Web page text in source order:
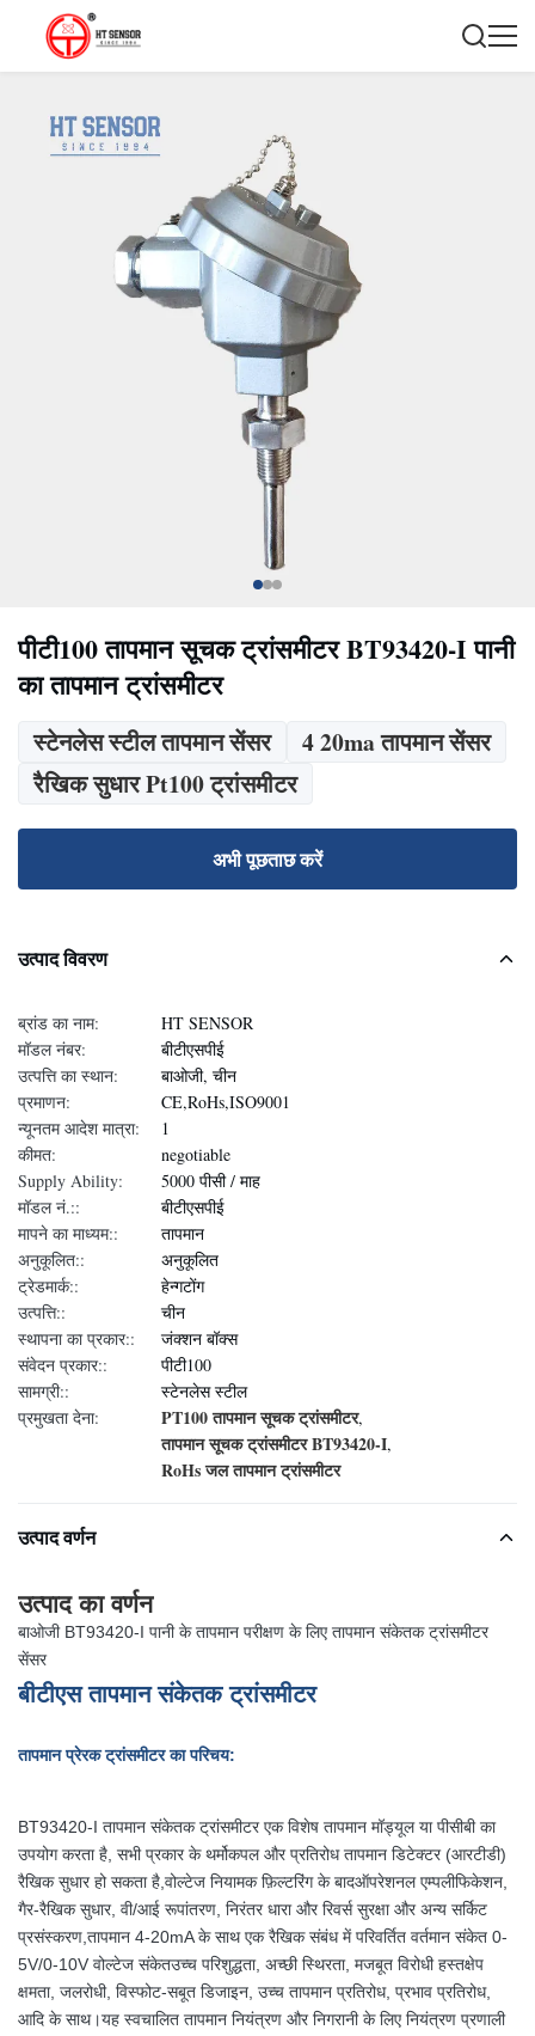
पीटी100 तापमान सूचक ट्रांसमीटर BT93420-I पानी
का तापमान ट्रांसमीटर
स्टेनलेस स्टील तापमान सेंसर
4 20ma तापमान सेंसर
रैखिक सुधार Pt100 ट्रांसमीटर
अभी पूछताछ करें
उत्पाद विवरण
ब्रांड का नाम:
HT SENSOR
मॉडल नंबर:
बीटीएसपीई
उत्पत्ति का स्थान:
बाओजी, चीन
प्रमाणन:
CE,RoHs,ISO9001
न्यूनतम आदेश मात्रा:
1
कीमत:
negotiable
Supply Ability:
5000 पीसी / माह
मॉडल नं.::
बीटीएसपीई
मापने का माध्यम::
तापमान
अनुकूलित::
अनुकूलित
ट्रेडमार्क::
हेन्गटोंग
उत्पत्ति::
चीन
स्थापना का प्रकार::
जंक्शन बॉक्स
संवेदन प्रकार::
पीटी100
सामग्री::
स्टेनलेस स्टील
प्रमुखता देना:
PT100 तापमान सूचक ट्रांसमीटर,
तापमान सूचक ट्रांसमीटर BT93420-I,
RoHs जल तापमान ट्रांसमीटर
उत्पाद वर्णन
उत्पाद का वर्णन
बाओजी BT93420-I पानी के तापमान परीक्षण के लिए तापमान संकेतक ट्रांसमीटर
सेंसर
बीटीएस तापमान संकेतक ट्रांसमीटर
तापमान प्रेरक ट्रांसमीटर का परिचय:
BT93420-I तापमान संकेतक ट्रांसमीटर एक विशेष तापमान मॉड्यूल या पीसीबी का
उपयोग करता है, सभी प्रकार के थर्मोकपल और प्रतिरोध तापमान डिटेक्टर (आरटीडी)
रैखिक सुधार हो सकता है,वोल्टेज नियामक फ़िल्टरिंग के बादऑपरेशनल एम्पलीफिकेशन,
गैर-रैखिक सुधार, वी/आई रूपांतरण, निरंतर धारा और रिवर्स सुरक्षा और अन्य सर्किट
प्रसंस्करण,तापमान 4-20mA के साथ एक रैखिक संबंध में परिवर्तित वर्तमान संकेत 0-
5V/0-10V वोल्टेज संकेतउच्च परिशुद्धता, अच्छी स्थिरता, मजबूत विरोधी हस्तक्षेप
क्षमता, जलरोधी, विस्फोट-सबूत डिजाइन, उच्च तापमान प्रतिरोध, प्रभाव प्रतिरोध,
आदि के साथ।यह स्वचालित तापमान नियंत्रण और निगरानी के लिए नियंत्रण प्रणाली